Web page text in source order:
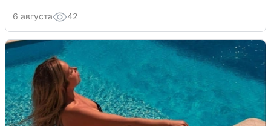
6 августа 42